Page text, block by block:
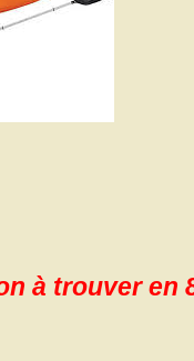
à trouver en